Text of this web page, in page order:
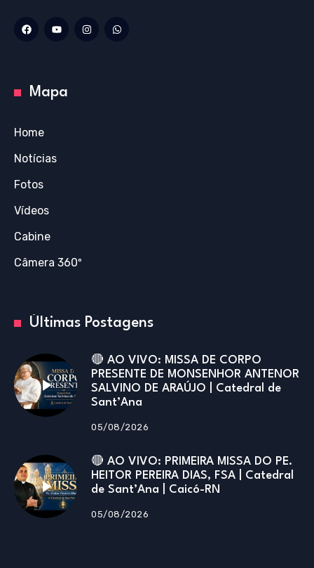
Mapa
Home
Notícias
Fotos
Vídeos
Cabine
Câmera 360º
Últimas Postagens
🔴 AO VIVO: MISSA DE CORPO
PRESENTE DE MONSENHOR ANTENOR
SALVINO DE ARAÚJO | Catedral de
Sant’Ana
05/08/2026
🔴 AO VIVO: PRIMEIRA MISSA DO PE.
HEITOR PEREIRA DIAS, FSA | Catedral
de Sant’Ana | Caicó-RN
05/08/2026